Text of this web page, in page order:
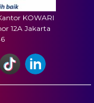
KOWARI
12A Jakarta